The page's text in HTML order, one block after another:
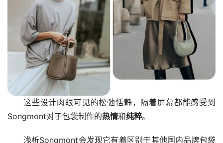
这些设计肉眼可见的松弛恬静，隔着屏幕都能感受到
Songmont对于包袋制作的热情和纯粹。
浅析Songmont会发现它有着区别于其他国内品牌包袋